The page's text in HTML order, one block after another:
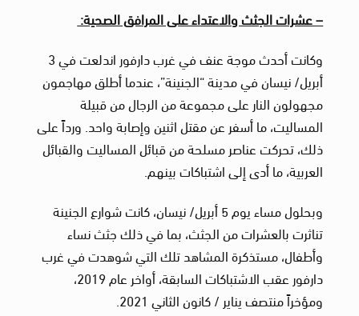
– عشرات الجثث والاعتداء على المرافق الصحية:
وكانت أحدث موجة عنف في غرب دارفور اندلعت في 3
أبريل/ نيسان في مدينة “الجنينة”، عندما أطلق مهاجمون
مجهولون النار على مجموعة من الرجال من قبيلة
المساليت، ما أسفر عن مقتل اثنين وإصابة واحد. ورداً على
ذلك، تحركت عناصر مسلحة من قبائل المساليت والقبائل
العربية، ما أدى إلى اشتباكات بينهم.
وبحلول مساء يوم 5 أبريل/ نيسان، كانت شوارع الجنينة
تناثرت بالعشرات من الجثث، بما في ذلك جثث نساء
وأطفال، مستذكرة المشاهد تلك التي شوهدت في غرب
دارفور عقب الاشتباكات السابقة، أواخر عام 2019،
ومؤخراً منتصف يناير / كانون الثاني 2021.